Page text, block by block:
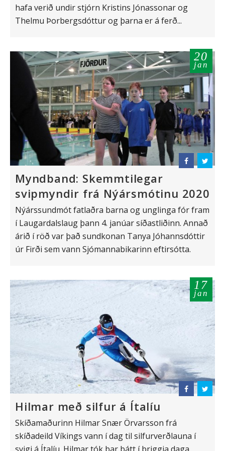
hafa verið undir stjórn Kristins Jónassonar og
Thelmu Þorbergsdóttur og þarna er á ferð...
20
jan
Myndband: Skemmtilegar
svipmyndir frá Nýársmótinu 2020
Nýárssundmót fatlaðra barna og unglinga fór fram
í Laugardalslaug þann 4. janúar síðastliðinn. Annað
árið í röð var það sundkonan Tanya Jóhannsdóttir
úr Firði sem vann Sjómannabikarinn eftirsótta.
17
jan
Hilmar með silfur á Ítalíu
Skíðamaðurinn Hilmar Snær Örvarsson frá
skíðadeild Víkings vann í dag til silfurverðlauna í